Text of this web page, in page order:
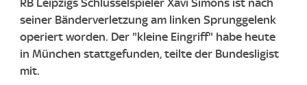
RB Leipzigs Schlüsselspieler Xavi Simons ist nach
seiner Bänderverletzung am linken Sprunggelenk
operiert worden. Der "kleine Eingriff" habe heute
in München stattgefunden, teilte der Bundesligist
mit.